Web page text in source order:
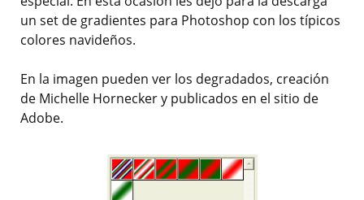
un set de gradientes para Photoshop con los típicos
colores navideños.
En la imagen pueden ver los degradados, creación
de Michelle Hornecker y publicados en el sitio de
Adobe.